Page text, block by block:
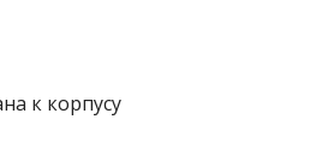
к корпусу